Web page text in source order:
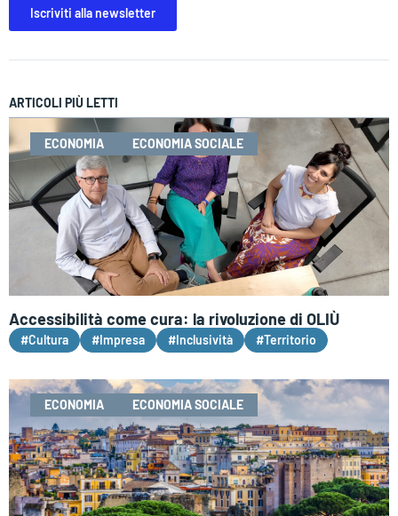
Iscriviti alla newsletter
ARTICOLI PIÙ LETTI
ECONOMIA ECONOMIA SOCIALE
Accessibilità come cura: la rivoluzione di OLIÙ
#Cultura #Impresa #Inclusività #Territorio
ECONOMIA ECONOMIA SOCIALE